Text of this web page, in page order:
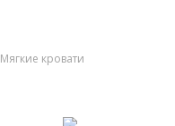
Мягкие кровати